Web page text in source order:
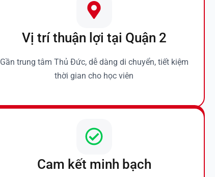
Vị trí thuận lợi tại Quận 2
Gần trung tâm Thủ Đức, dễ dàng di chuyển, tiết kiệm
thời gian cho học viên
Cam kết minh bạch